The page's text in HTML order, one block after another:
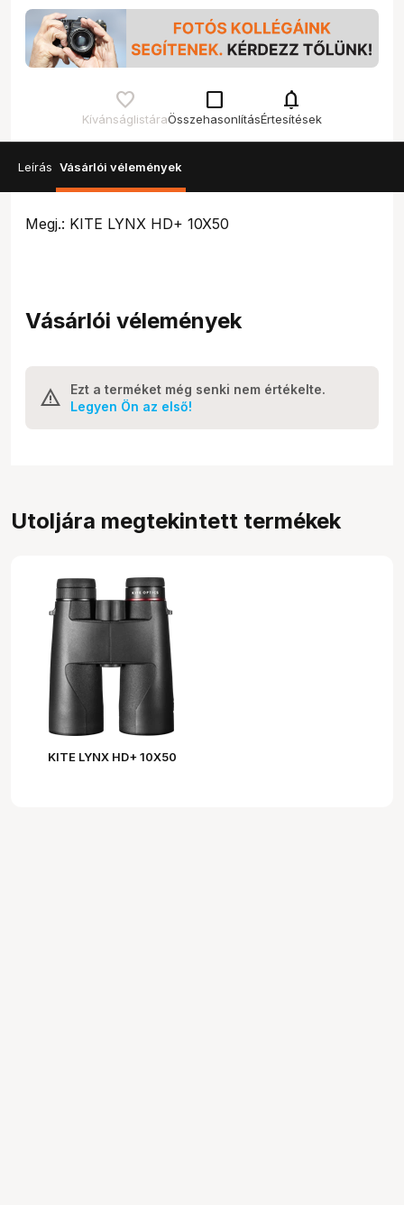
Kívánságlistára
check_box_outline_blank
Összehasonlítás
notifications
Értesítések
Leírás Vásárlói vélemények
Megj.: KITE LYNX HD+ 10X50
Vásárlói vélemények
Ezt a terméket még senki nem értékelte.
Legyen Ön az első!
Utoljára megtekintett termékek
KITE LYNX HD+ 10X50